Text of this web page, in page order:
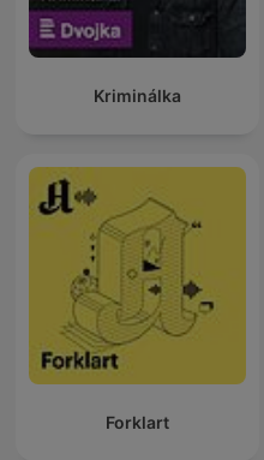
Kriminálka
Forklart